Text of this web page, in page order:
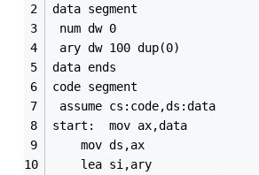
data segment
num dw 0
ary dw 100 dup(0)
data ends
code segment
assume cs:code,ds:data
start:	mov ax,data
	mov ds,ax
	lea si,ary